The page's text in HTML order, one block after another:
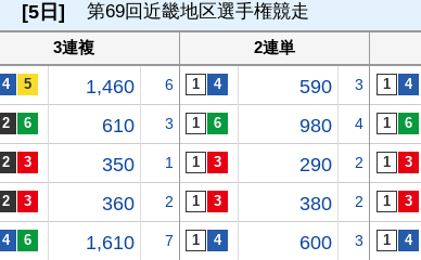
[5日] 第69回近畿地区選手権競走
3連複 2連単
1,460 6 590 3
610 3 980 4
350 1 290 2
360 2 380 2
1,610 7 600 3